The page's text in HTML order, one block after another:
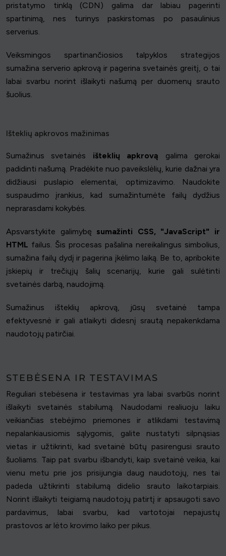
pristatymo tinklą (CDN) galima dar labiau pagerinti
spartinimą, nes turinys paskirstomas po pasaulinius
serverius.
Veiksmingos spartinančiosios talpyklos strategijos
sumažina serverio apkrovą ir pagerina svetainės greitį, o tai
labai svarbu norint išlaikyti našumą per duomenų srauto
šuolius.
Išteklių apkrovos mažinimas
Sumažinus svetainės išteklių apkrovą galima gerokai
padidinti našumą. Pradėkite nuo paveikslėlių, kurie dažnai yra
didžiausi puslapio elementai, optimizavimo. Naudokite
suspaudimo įrankius, kad sumažintumėte failų dydžius
neprarasdami kokybės.
Apsvarstykite galimybę sumažinti CSS, "JavaScript" ir
HTML failus. Šis procesas pašalina nereikalingus simbolius,
sumažina failų dydį ir pagerina įkėlimo laiką. Be to, apribokite
įskiepių ir trečiųjų šalių scenarijų, kurie gali sulėtinti
svetainės darbą, naudojimą.
Sumažinus išteklių apkrovą, jūsų svetainė tampa
efektyvesnė ir gali atlaikyti didesnį srautą nepakenkdama
naudotojų patirčiai.
STEBĖSENA IR TESTAVIMAS
Reguliari stebėsena ir testavimas yra labai svarbūs norint
išlaikyti svetainės stabilumą. Naudodami realiuoju laiku
veikiančias stebėjimo priemones ir atlikdami testavimą
nepalankiausiomis sąlygomis, galite nustatyti silpnąsias
vietas ir užtikrinti, kad svetainė būtų pasirengusi srauto
šuoliams. Taip pat svarbu išbandyti, kaip svetainė veikia, kai
vienu metu prie jos prisijungia daug naudotojų, nes tai
padeda užtikrinti stabilumą didelio srauto laikotarpiais.
Norint išlaikyti teigiamą naudotojų patirtį ir apsaugoti savo
pardavimus, labai svarbu, kad vartotojai nepajustų
prastovos ar lėto krovimo laiko per pikus.